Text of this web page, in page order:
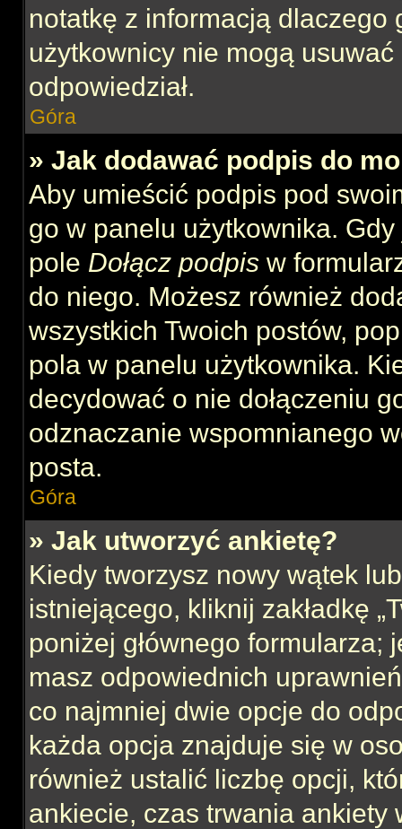
notatkę z informacją
użytkownicy nie mogą
odpowiedział.
Góra
» Jak dodawać podpis do
Aby umieścić podpis pod
go w panelu użytkownika.
pole Dołącz podpis w
do niego. Możesz również
wszystkich Twoich postów,
pola w panelu użytkownika.
decydować o nie dołączeniu
odznaczanie wspomnianego
posta.
Góra
» Jak utworzyć ankietę?
Kiedy tworzysz nowy wątek
istniejącego, kliknij zakładkę
poniżej głównego formularza;
masz odpowiednich
co najmniej dwie opcje do
każda opcja znajduje się w
również ustalić liczbę opcji,
ankiecie, czas trwania ankiety